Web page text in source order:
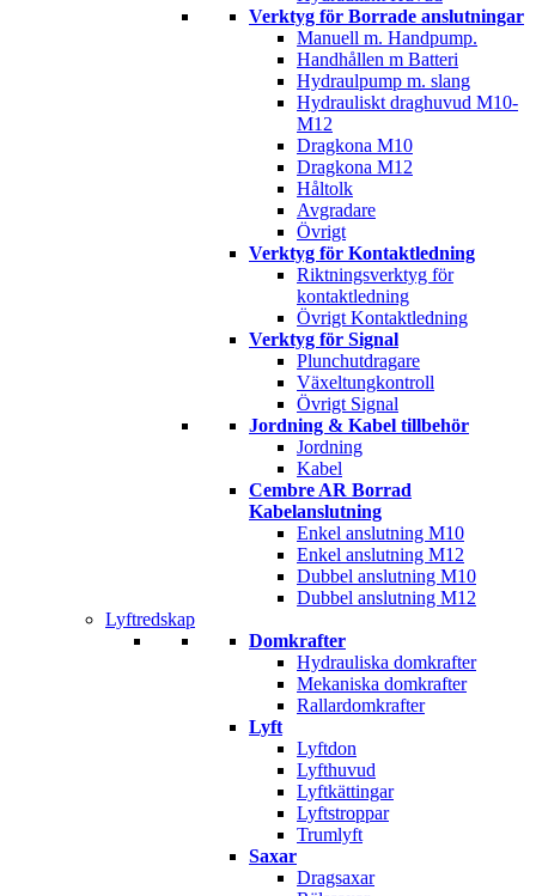
Verktyg för Borrade anslutningar
Manuell m. Handpump.
Handhållen m Batteri
Hydraulpump m. slang
Hydrauliskt draghuvud M10-
M12
Dragkona M10
Dragkona M12
Håltolk
Avgradare
Övrigt
Verktyg för Kontaktledning
Riktningsverktyg för
kontaktledning
Övrigt Kontaktledning
Verktyg för Signal
Plunchutdragare
Växeltungkontroll
Övrigt Signal
Jordning & Kabel tillbehör
Jordning
Kabel
Cembre AR Borrad
Kabelanslutning
Enkel anslutning M10
Enkel anslutning M12
Dubbel anslutning M10
Dubbel anslutning M12
Lyftredskap
Domkrafter
Hydrauliska domkrafter
Mekaniska domkrafter
Rallardomkrafter
Lyft
Lyftdon
Lyfthuvud
Lyftkättingar
Lyftstroppar
Trumlyft
Saxar
Dragsaxar